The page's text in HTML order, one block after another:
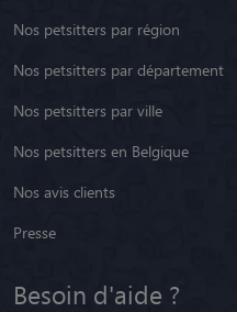
Nos petsitters par région
Nos petsitters par département
Nos petsitters par ville
Nos petsitters en Belgique
Nos avis clients
Presse
Besoin d'aide ?